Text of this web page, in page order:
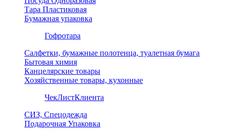
Тара Пластиковая
Бумажная упаковка
Гофротара
Салфетки, бумажные полотенца, туалетная бумага
Бытовая химия
Канцелярские товары
Хозяйственные товары, кухонные
ЧекЛистКлиента
СИЗ, Спецодежда
Подарочная Упаковка